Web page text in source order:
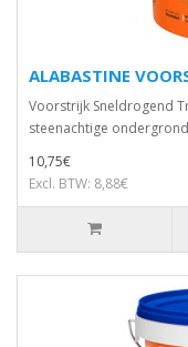
ALABASTINE
Voorstrijk Sneldrogend
steenachtige
10,75€
Excl. BTW: 8,88€